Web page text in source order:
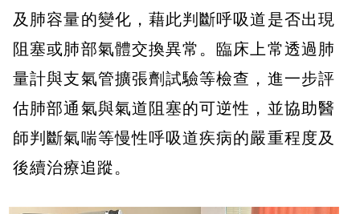
及肺容量的變化，藉此判斷呼吸道是否出現
阻塞或肺部氣體交換異常。臨床上常透過肺
量計與支氣管擴張劑試驗等檢查，進一步評
估肺部通氣與氣道阻塞的可逆性，並協助醫
師判斷氣喘等慢性呼吸道疾病的嚴重程度及
後續治療追蹤。